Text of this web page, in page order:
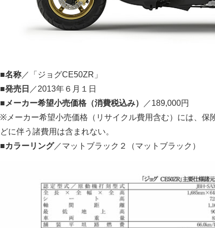
■名称 ／「ジョグCE50ZR」
■発売日 ／2013年６月１日
■メーカー希望小売価格（消費税込み）
／189,000円
※メーカー希望小売価格（リサイクル費用含む）には、保
どに伴う諸費用は含まれない。
■カラーリング／マットブラック２（マットブラック）